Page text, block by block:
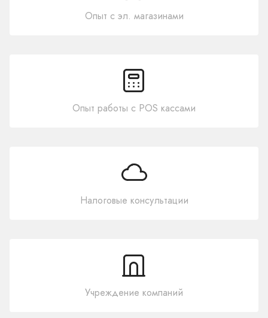
Опыт с эл. магазинами
Опыт работы с POS кассами
Налоговые консультации
Учреждение компаний